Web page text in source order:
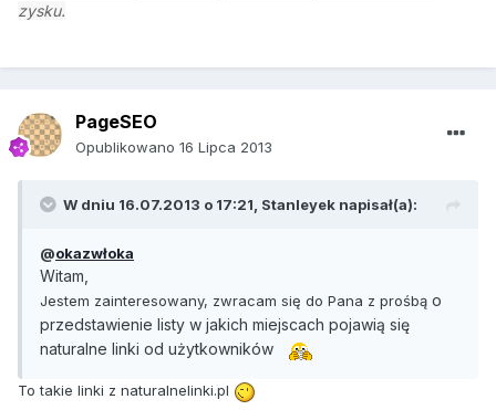
zysku.
PageSEO
Opublikowano 16 Lipca 2013
W dniu 16.07.2013 o 17:21, Stanleyek napisał(a):
@okazwłoka
Witam,
Jestem zainteresowany, zwracam się do Pana z prośbą o
przedstawienie listy w jakich miejscach pojawią się
naturalne linki od użytkowników
To takie linki z naturalnelinki.pl